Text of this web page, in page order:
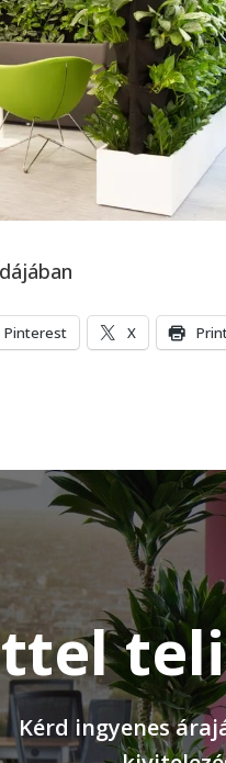
Pinterest X
Kérd ingyenes